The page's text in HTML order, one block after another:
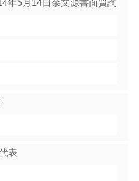
年5月14日余文源書面質詢
表